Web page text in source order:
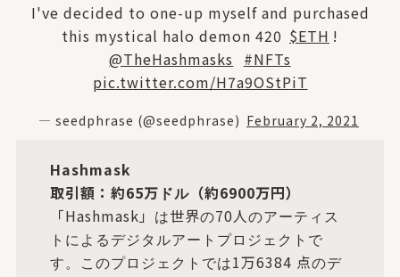
I've decided to one-up myself and purchased
this mystical halo demon 420 $ETH !
@TheHashmasks
#NFTs
pic.twitter.com/H7a9OStPiT
— seedphrase (@seedphrase) February 2, 2021
Hashmask
取引額：約65万ドル（約6900万円）
「Hashmask」は世界の70人のアーティス
トによるデジタルアートプロジェクトで
す。このプロジェクトでは1万6384 点のデ